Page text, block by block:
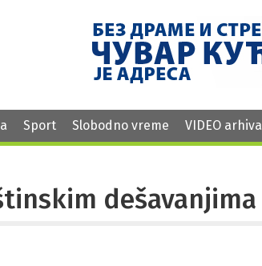
Sport Slobodno vreme VIDEO arhiva
dešavanjima